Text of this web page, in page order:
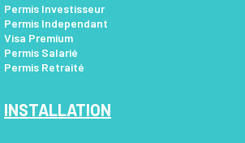
Permis Investisseur
Permis Independant
Visa Premium
Permis Salarié
Permis Retraité
INSTALLATION